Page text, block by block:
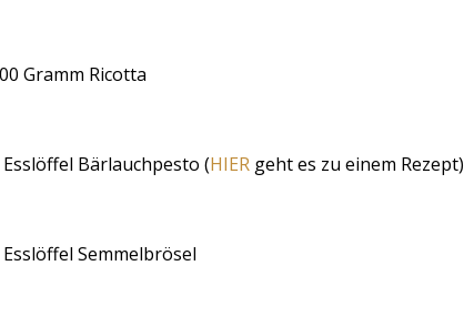
Gramm Ricotta
Esslöffel Bärlauchpesto (HIERgeht es zu einem Rezept)
Esslöffel Semmelbrösel